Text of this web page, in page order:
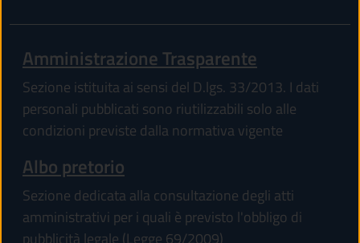
Amministrazione Trasparente
Sezione istituita ai sensi del D.lgs. 33/2013. I dati
personali pubblicati sono riutilizzabili solo alle
condizioni previste dalla normativa vigente
Albo pretorio
Sezione dedicata alla consultazione degli atti
amministrativi per i quali è previsto l'obbligo di
pubblicità legale (Legge 69/2009)